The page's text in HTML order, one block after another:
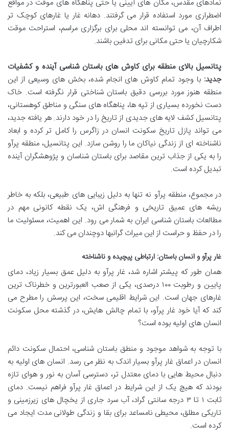
نمادهای مقدس، مکان های آیینی یا حتی پناهگاه های موقت در مواقع
اضطراری مورد استفاده قرار می گرفتند. دهانه غار یا غارهای کوچک تر
اطراف آن، می توانسته اند محلی برای برگزاری مراسم، استراحت موقت
شکارچیان یا حتی مکانی برای تدفین باشند.
پتانسیل بالای منطقه برای کاوش های باستان شناسی آینده و کشفیات
جدید: با وجود تمام کاوش های انجام شده، بخش های وسیعی از این
منطقه هنوز مورد بررسی دقیق باستان شناختی قرار نگرفته است. خاک
دست نخورده بسیاری از تپه ها، پناهگاه های سنگی و مناطق کوهستانی،
پتانسیل کشف لایه های جدیدی از تاریخ را در خود دارند. هر یافته جدید،
می تواند پازل تاریخ سکونت انسان در زاگرس را کامل تر کرده و ابعاد
ناشناخته ای از زندگی نیاکان ما را روشن سازد. این پتانسیل، منطقه پرآو
را به یکی از جذاب ترین مقاصد برای باستان شناسان و پژوهشگران آینده
تبدیل کرده است.
در مجموع، منطقه پرآو نه تنها به دلیل زیبایی های طبیعی، بلکه به خاطر
ریشه های عمیق تاریخی و فرهنگی اش، یک نقطه کانونی مهم در
مطالعات باستان شناسی ایران به شمار می رود. این اهمیت، مسئولیت ما
را در حفظ و حراست از این میراث گرانبها دوچندان می کند.
غار پرآو و انسان باستان: ارتباطی پیچیده و ناشناخته
همان طور که پیشتر اشاره شد، غار پرآو به دلیل عمق بسیار زیاد، دمای
پایین و رطوبت ۱۰۰ درصدی، یکی از صعب العبورترین و خطرناک ترین
غارهای جهان است. این شرایط اقلیمی سخت، این پرسش را مطرح می
کند که آیا خود غار پرآو، با تمام چالش هایش، در گذشته محل سکونت
انسان های اولیه بوده است؟
با توجه به شواهد موجود و منطق باستان شناسی، احتمال سکونت دائم
انسان در اعماق غار پرآو بسیار اندک به نظر می رسد. انسان های اولیه به
دنبال محیط هایی با دمای معتدل تر، دسترسی آسان به نور و هوای تازه
بودند که هیچ یک از این شرایط در اعماق غار پرآو فراهم نیست. دمای
ثابت ۱ تا ۳ درجه سانتی گراد، آب سرد جاری از یخچال های زیرزمینی و
تاریکی مطلق، محیطی نامساعد برای بقا و زندگی طولانی مدت ایجاد می
کرده است.